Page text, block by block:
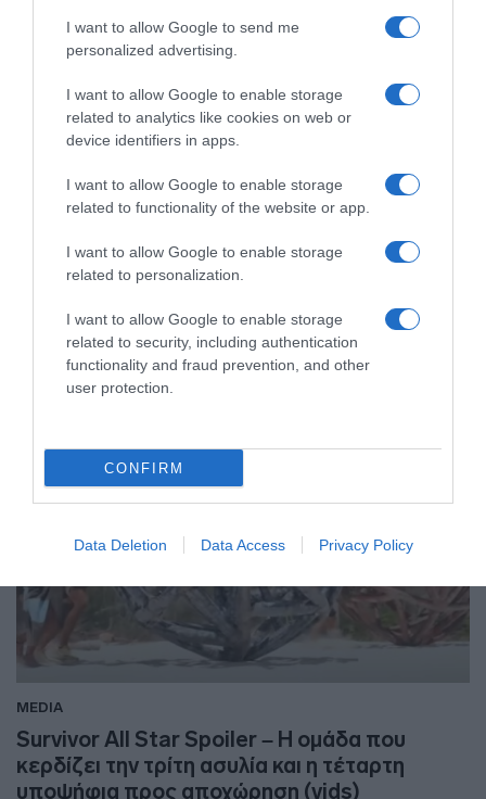
I want to allow Google to send me
personalized advertising.
I want to allow Google to enable storage
related to analytics like cookies on web or
device identifiers in apps.
I want to allow Google to enable storage
related to functionality of the website or app.
I want to allow Google to enable storage
related to personalization.
I want to allow Google to enable storage
related to security, including authentication
functionality and fraud prevention, and other
user protection.
CONFIRM
Data Deletion Data Access Privacy Policy
Survivor All Star Spoiler – Η ομάδα που
παίκτης που αποχωρεί (vids)
05.04.2023 - 11:47
MEDIA
Survivor All Star Spoiler – Η ομάδα που
κερδίζει την τρίτη ασυλία και η τέταρτη
υποψήφια προς αποχώρηση (vids)